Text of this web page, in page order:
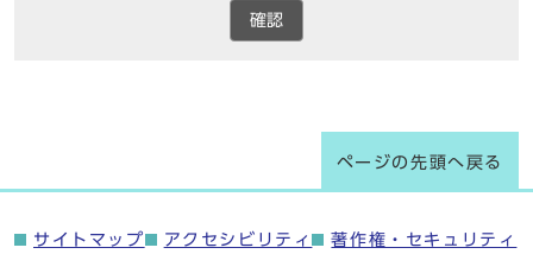
確認
ページの先頭へ戻る
サイトマップ アクセシビリティ
著作権・セキュリティ